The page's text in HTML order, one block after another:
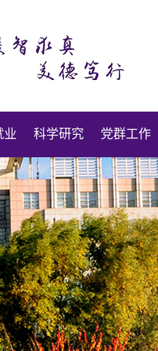
业 科学研究 党群工作